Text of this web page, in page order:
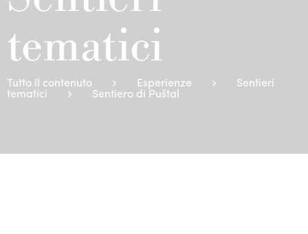
tematici
Tutto il contenuto Esperienze Sentieri
tematici Sentiero di Puštal